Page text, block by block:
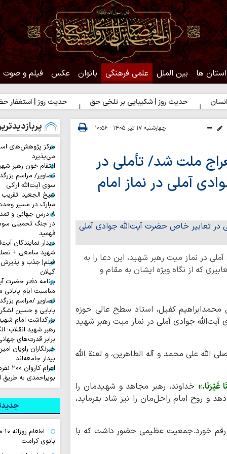
استان ها بین الملل علمی فرهنگی بانوان عکس فیلم و صوت
روز | شکیبایی بر تلخی حق حدیث روز | استغفار حضرت زهرا(س)
چهارشنبه ۱۷ تیر ۱۴۰۵ - ۱۰:۵۶
ملت شد/ تأملی در
آملی در نماز امام
در نماز میت رهبر شهید، این دعا را به
که از نگاه ویژه ایشان به مقام و
محمدابراهیم کفیل، استاد سطح عالی حوزه
آیت‌الله جوادی آملی در نماز میت رهبر شهید
الله علی محمد و آله الطاهرین، و لعنة الله
غَیْرَنَا.» خداوند، رهبر مجاهد و شهیدمان را
و روح امام راحل‌مان را نیز شاد بفرماید،
رقم خورد.جمعیت عظیمی حضور داشت که با
مرکز پژوهش‌های
می‌پذیرد
انتقام خون رهبر
تصاویر/ مراسم
سوی آیت‌الله اراکی
شیخ الجعید: تقریب
مبارک در مسیر
۸ درس جهانی و
در جنگ تحمیلی
فهمید
دیدار نمایندگان
شهید سامعی +
فیلم| جذب و
گیلان
برنامه دفتر حضرت
مناسبت ایام
تصاویر /مراسم
بابایی و حسین
بزرگداشت امام
رهبر شهید انقلاب؛
برابر قدرت‌های
خبرنگاران راویان
بیدار جامعه‌اند
بویراحمدی به
بانوی کرامت